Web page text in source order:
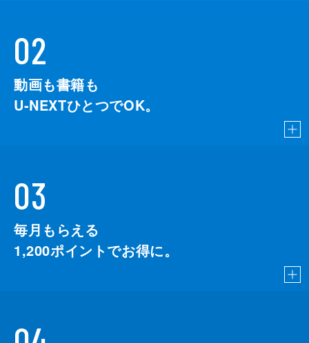
02
動画も書籍も
U-NEXTひとつでOK。
03
毎月もらえる
1,200ポイントでお得に。